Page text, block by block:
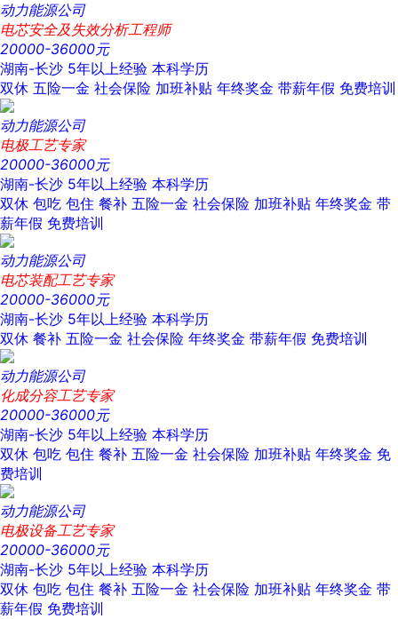
动力能源公司
电芯安全及失效分析工程师
20000-36000元
湖南-长沙 5年以上经验 本科学历
双休 五险一金 社会保险 加班补贴 年终奖金 带薪年假 免费培训
动力能源公司
电极工艺专家
20000-36000元
湖南-长沙 5年以上经验 本科学历
双休 包吃 包住 餐补 五险一金 社会保险 加班补贴 年终奖金 带
薪年假 免费培训
动力能源公司
电芯装配工艺专家
20000-36000元
湖南-长沙 5年以上经验 本科学历
双休 餐补 五险一金 社会保险 年终奖金 带薪年假 免费培训
动力能源公司
化成分容工艺专家
20000-36000元
湖南-长沙 5年以上经验 本科学历
双休 包吃 包住 餐补 五险一金 社会保险 加班补贴 年终奖金 免
费培训
动力能源公司
电极设备工艺专家
20000-36000元
湖南-长沙 5年以上经验 本科学历
双休 包吃 包住 餐补 五险一金 社会保险 加班补贴 年终奖金 带
薪年假 免费培训